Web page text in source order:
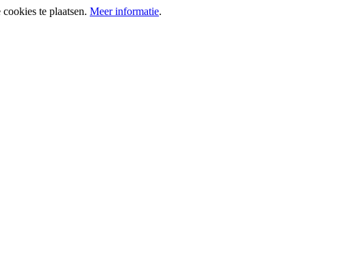
te plaatsen. Meer informatie.